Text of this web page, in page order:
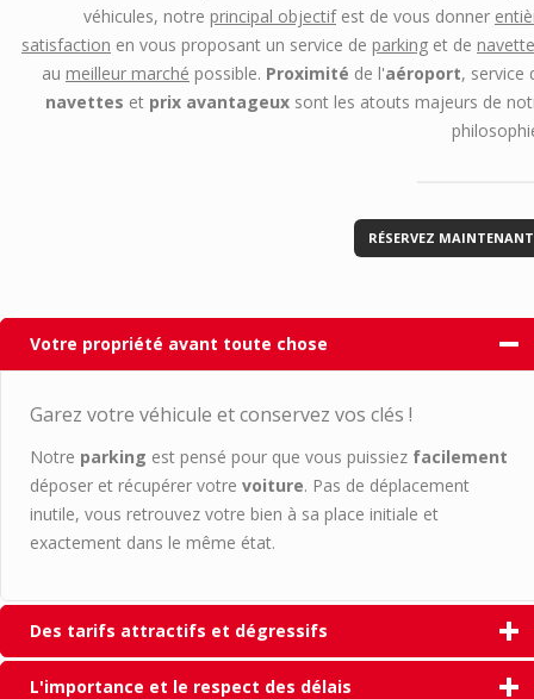
véhicules, notre principal objectifest de vous donner
satisfaction en vous proposant un service de parking et de
au meilleur marché possible. Proximité de l'aéroport, service
navettes et prix avantageux sont les atouts majeurs de
RÉSERVEZ MAINTENANT
Votre propriété avant toute chose
Garez votre véhicule et conservez vos clés !
Notre parking est pensé pour que vous puissiez facilement
déposer et récupérer votre voiture. Pas de déplacement
inutile, vous retrouvez votre bien à sa place initiale et
exactement dans le même état.
Des tarifs attractifs et dégressifs
L'importance et le respect des délais